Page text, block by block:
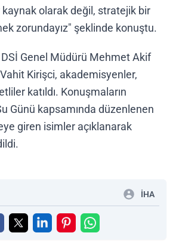
kaynak olarak değil, stratejik bir
zorundayız" şeklinde konuştu.
DSİ Genel Müdürü Mehmet Akif
Kirişci, akademisyenler,
katıldı. Konuşmaların
Günü kapsamında düzenlenen
giren isimler açıklanarak
İHA